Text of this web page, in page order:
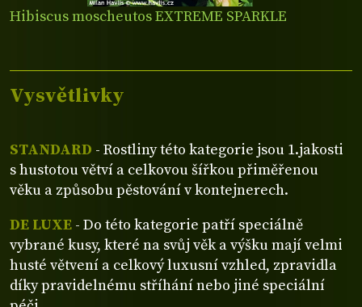
Hibiscus moscheutos EXTREME SPARKLE
Vysvětlivky
STANDARD - Rostliny této kategorie jsou 1.jakosti
s hustotou větví a celkovou šířkou přiměřenou
věku a způsobu pěstování v kontejnerech.
DE LUXE - Do této kategorie patří speciálně
vybrané kusy, které na svůj věk a výšku mají velmi
husté větvení a celkový luxusní vzhled, zpravidla
díky pravidelnému stříhání nebo jiné speciální